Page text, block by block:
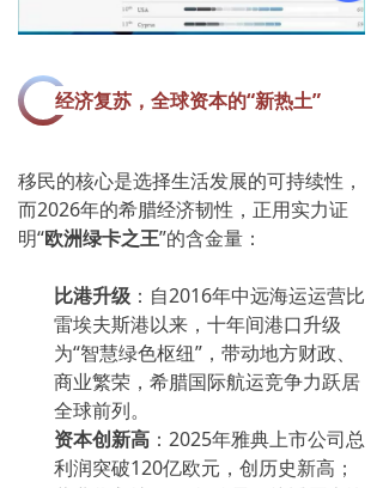
经济复苏， 全球资本的“新热土”
移民的核心是选择生活发展的可持续性，
而2026年的希腊经济韧性，正用实力证
明“欧洲绿卡之王”的含金量：
比港升级 ：自2016年中远海运运营比
雷埃夫斯港以来，十年间港口升级
为“智慧绿色枢纽”，带动地方财政、
商业繁荣，希腊国际航运竞争力跃居
全球前列。
资本创新高 ：2025年雅典上市公司总
利润突破120亿欧元，创历史新高；